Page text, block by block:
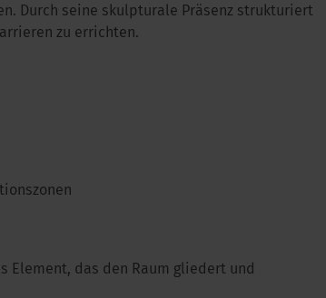
Durch seine skulpturale Präsenz strukturiert
zu errichten.
Element, das den Raum gliedert und